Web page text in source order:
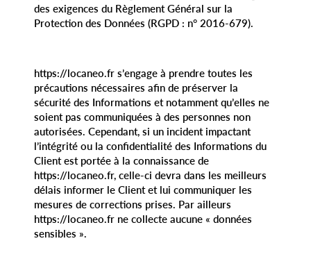
des exigences du Règlement Général sur la
Protection des Données (RGPD : n° 2016-679).
https://locaneo.fr s’engage à prendre toutes les
précautions nécessaires afin de préserver la
sécurité des Informations et notamment qu’elles ne
soient pas communiquées à des personnes non
autorisées. Cependant, si un incident impactant
l’intégrité ou la confidentialité des Informations du
Client est portée à la connaissance de
https://locaneo.fr, celle-ci devra dans les meilleurs
délais informer le Client et lui communiquer les
mesures de corrections prises. Par ailleurs
https://locaneo.fr ne collecte aucune « données
sensibles ».